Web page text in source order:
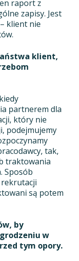
raport z
zapisy. Jest
klient nie
klient,
partnerem dla
który nie
podejmujemy
tak,
traktowania
Sposób
są potem
by
w
tym opory.